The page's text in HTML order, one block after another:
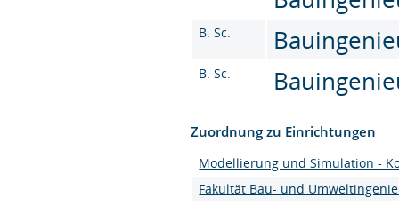
B. Sc.
B. Sc.
Zuordnung zu Einrichtungen
Modellierung und Simulation -
Fakultät Bau- und